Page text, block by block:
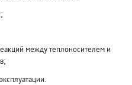
между теплоносителем и